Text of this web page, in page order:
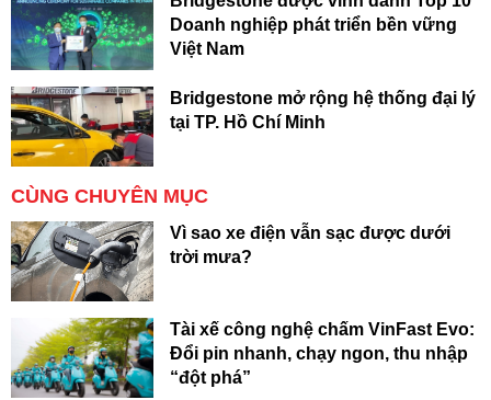
Doanh nghiệp phát triển bền vững
Việt Nam
Bridgestone mở rộng hệ thống đại lý
tại TP. Hồ Chí Minh
CÙNG CHUYÊN MỤC
Vì sao xe điện vẫn sạc được dưới
trời mưa?
Tài xế công nghệ chấm VinFast Evo:
Đổi pin nhanh, chạy ngon, thu nhập
“đột phá”